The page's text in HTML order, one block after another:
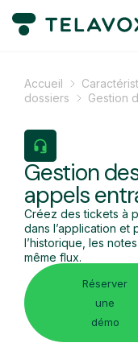
Accueil
dossiers
Gestion
Gestion
appels
Créez des tickets à
dans l’application et
l’historique, les
même flux.
Réserver
une
démo